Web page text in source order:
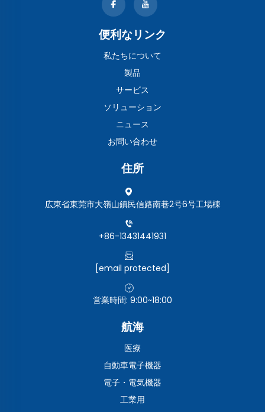
便利なリンク
私たちについて
製品
サービス
ソリューション
ニュース
お問い合わせ
住所
広東省東莞市大嶺山鎮民信路南巷2号6号工場棟
+86-13431441931
[email protected]
営業時間: 9:00~18:00
航海
医療
自動車電子機器
電子・電気機器
工業用